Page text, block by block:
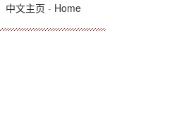
中文主页 - Home